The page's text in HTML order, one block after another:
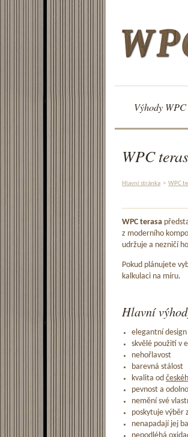
Výhody
WPC
Hlavní stránka > WPC
WPC terasa
z moderního
udržuje a nezničí
Pokud plánujete
kalkulaci na míru.
Hlavní
elegantní design
skvělé použití v
nehořlavost
barevná stálost
kvalita od
pevnost a
nemění své
poskytuje výběr
nenapadají jej